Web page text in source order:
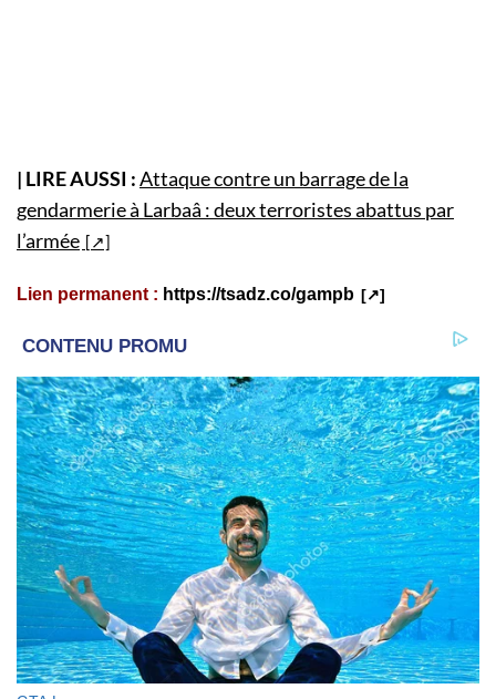
| LIRE AUSSI :Attaque contre un barrage de la
gendarmerie à Larbaâ : deux terroristes abattus par
l’armée
Lien permanent : https://tsadz.co/gampb